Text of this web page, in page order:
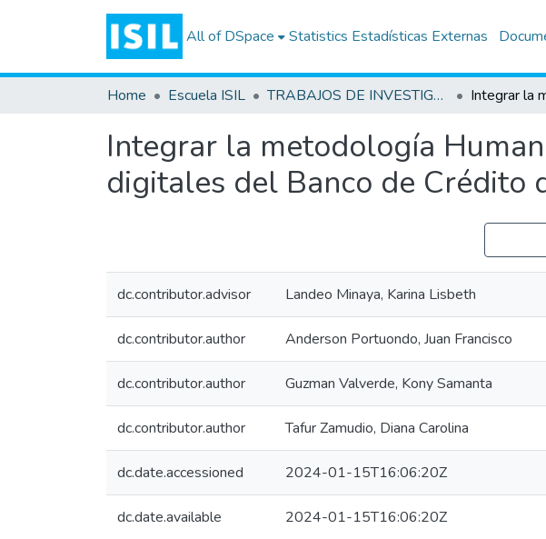
All of DSpace Statistics Estadísticas Externas
Home Escuela ISIL TRABAJOS DE INVESTIGACIÓN
Integrar la metodología
digitales del Banco de Crédito
dc.contributor.advisor Landeo Minaya, Karina Lisbeth
dc.contributor.author Anderson Portuondo, Juan Francisco
dc.contributor.author Guzman Valverde, Kony Samanta
dc.contributor.author Tafur Zamudio, Diana Carolina
dc.date.accessioned 2024-01-15T16:06:20Z
dc.date.available 2024-01-15T16:06:20Z